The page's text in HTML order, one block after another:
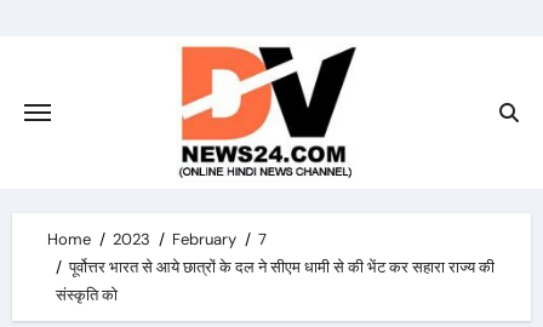
Home 2023 February
7
पूर्वोत्तर भारत से आये छात्रों के दल ने सीएम धामी से की भेंट कर सहारा राज्य की
संस्कृति को